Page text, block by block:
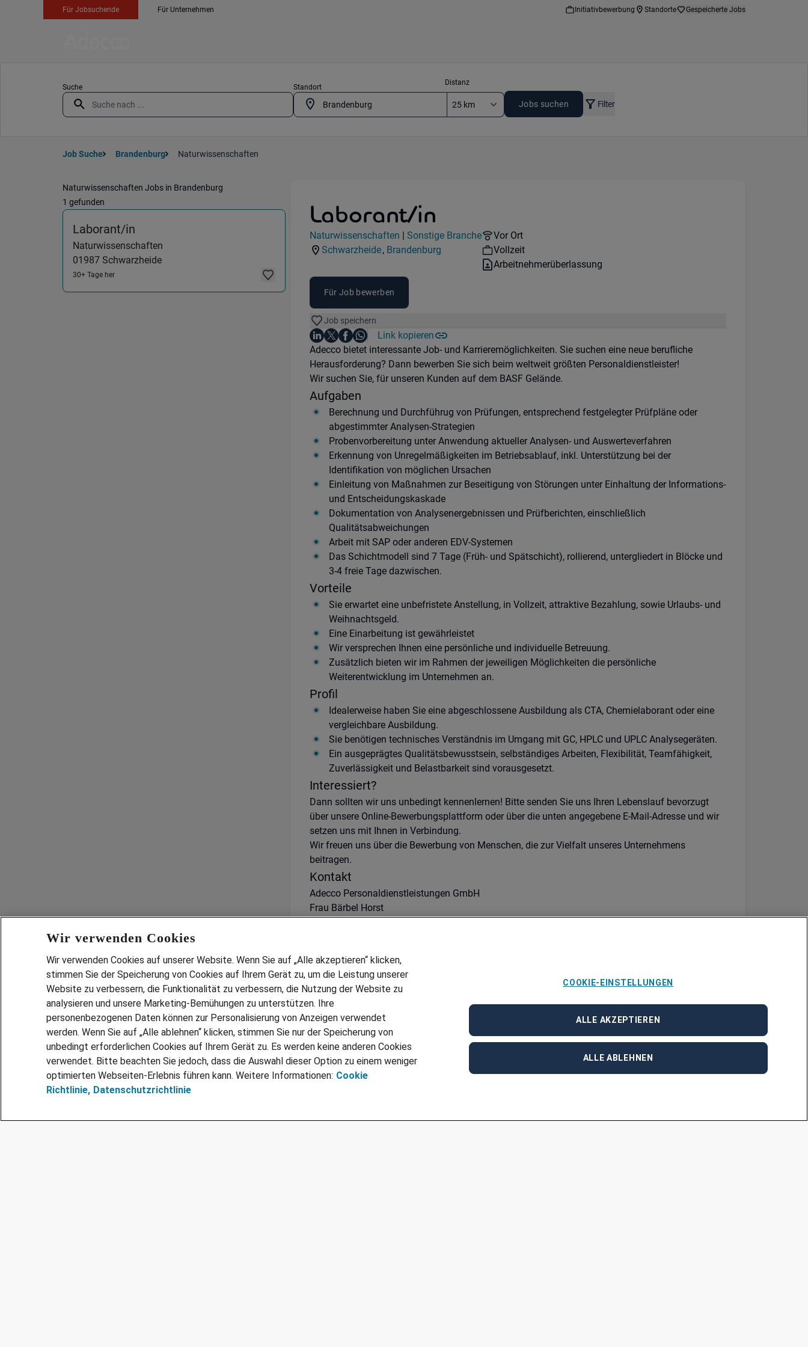
Für Jobsuchende Für Unternehmen Initiativbewerbung Standorte Gespeicherte Jobs
Suche Standort
Distanz
Jobs suchen Filter
Job Suche Brandenburg Naturwissenschaften
Naturwissenschaften Jobs in Brandenburg
1 gefunden
Laborant/in (Naturwissenschaften) in 01987 Schwarzheide
Naturwissenschaften
01987 Schwarzheide
30+ Tage her
Laborant/in
Jobdetails
Kategorie:
Naturwissenschaften |
Industry:
Sonstige Branche
Standorte:
Schwarzheide,
Region:
Brandenburg
Remote Option:
Vor Ort
Workhours:
Vollzeit
Vertragsart:
Arbeitnehmerüberlassung
Für Job bewerben
Job speichern
Teile diesen Job
Auf LinkedIn teilen
Auf X teilen
Auf Facebook teilen
Auf WhatsApp teilen
Link kopieren
Einleitung
Adecco bietet interessante Job- und Karrieremöglichkeiten. Sie suchen eine neue berufliche
Herausforderung? Dann bewerben Sie sich beim weltweit größten Personaldienstleister!
Wir suchen Sie, für unseren Kunden auf dem BASF Gelände.
Aufgaben
Berechnung und Durchführug von Prüfungen, entsprechend festgelegter Prüfpläne oder
abgestimmter Analysen-Strategien
Probenvorbereitung unter Anwendung aktueller Analysen- und Auswerteverfahren
Erkennung von Unregelmäßigkeiten im Betriebsablauf, inkl. Unterstützung bei der
Identifikation von möglichen Ursachen
Einleitung von Maßnahmen zur Beseitigung von Störungen unter Einhaltung der Informations-
und Entscheidungskaskade
Dokumentation von Analysenergebnissen und Prüfberichten, einschließlich
Qualitätsabweichungen
Arbeit mit SAP oder anderen EDV-Systemen
Das Schichtmodell sind 7 Tage (Früh- und Spätschicht), rollierend, untergliedert in Blöcke und
3-4 freie Tage dazwischen.
Vorteile
Sie erwartet eine unbefristete Anstellung, in Vollzeit, attraktive Bezahlung, sowie Urlaubs- und
Weihnachtsgeld.
Eine Einarbeitung ist gewährleistet
Wir versprechen Ihnen eine persönliche und individuelle Betreuung.
Zusätzlich bieten wir im Rahmen der jeweiligen Möglichkeiten die persönliche
Weiterentwicklung im Unternehmen an.
Profil
Idealerweise haben Sie eine abgeschlossene Ausbildung als CTA, Chemielaborant oder eine
vergleichbare Ausbildung.
Sie benötigen technisches Verständnis im Umgang mit GC, HPLC und UPLC Analysegeräten.
Ein ausgeprägtes Qualitätsbewusstsein, selbständiges Arbeiten, Flexibilität, Teamfähigkeit,
Zuverlässigkeit und Belastbarkeit sind vorausgesetzt.
Interessiert?
Dann sollten wir uns unbedingt kennenlernen! Bitte senden Sie uns Ihren Lebenslauf bevorzugt
über unsere Online-Bewerbungsplattform oder über die unten angegebene E-Mail-Adresse und wir
setzen uns mit Ihnen in Verbindung.
Wir freuen uns über die Bewerbung von Menschen, die zur Vielfalt unseres Unternehmens
beitragen.
Kontakt
Adecco Personaldienstleistungen GmbH
Frau Bärbel Horst
senftenberg@adecco.de
RefJN -062026-1103500
Für Job bewerben
Wir verwenden Cookies
Wir verwenden Cookies auf unserer Website. Wenn Sie auf „Alle akzeptieren“ klicken,
stimmen Sie der Speicherung von Cookies auf Ihrem Gerät zu, um die Leistung unserer
Website zu verbessern, die Funktionalität zu verbessern, die Nutzung der Website zu
analysieren und unsere Marketing-Bemühungen zu unterstützen. Ihre
personenbezogenen Daten können zur Personalisierung von Anzeigen verwendet
werden. Wenn Sie auf „Alle ablehnen“ klicken, stimmen Sie nur der Speicherung von
unbedingt erforderlichen Cookies auf Ihrem Gerät zu. Es werden keine anderen Cookies
verwendet. Bitte beachten Sie jedoch, dass die Auswahl dieser Option zu einem weniger
optimierten Webseiten-Erlebnis führen kann. Weitere Informationen: Cookie
Richtlinie, Datenschutzrichtlinie
COOKIE-EINSTELLUNGEN
ALLE ABLEHNEN
ALLE AKZEPTIEREN